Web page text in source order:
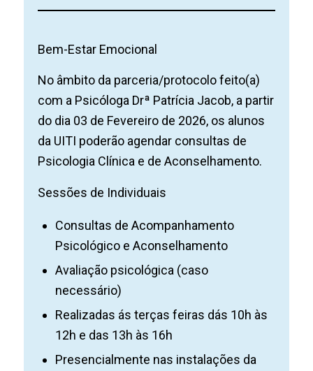
Bem-Estar Emocional
No âmbito da parceria/protocolo feito(a)
com a Psicóloga Drª Patrícia Jacob, a partir
do dia 03 de Fevereiro de 2026, os alunos
da UITI poderão agendar consultas de
Psicologia Clínica e de Aconselhamento.
Sessões de Individuais
Consultas de Acompanhamento
Psicológico e Aconselhamento
Avaliação psicológica (caso
necessário)
Realizadas ás terças feiras dás 10h às
12h e das 13h às 16h
Presencialmente nas instalações da